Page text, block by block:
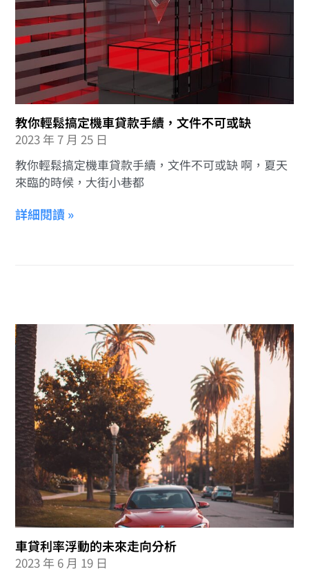
教你輕鬆搞定機車貸款手續，文件不可或缺
2023 年 7 月 25 日
教你輕鬆搞定機車貸款手續，文件不可或缺 啊，夏天
來臨的時候，大街小巷都
詳細閱讀 »
車貸利率浮動的未來走向分析
2023 年 6 月 19 日